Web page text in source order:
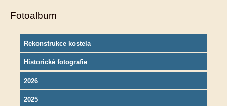
Fotoalbum
Rekonstrukce kostela
Historické fotografie
2026
2025